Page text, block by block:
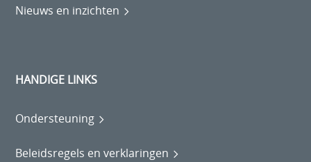
Nieuws en inzichten
HANDIGE LINKS
Ondersteuning
Beleidsregels en verklaringen